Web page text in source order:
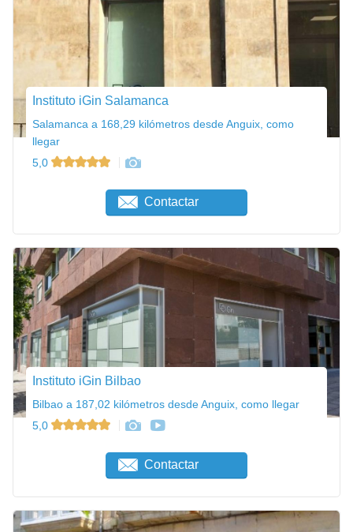
Instituto iGin Salamanca
Salamanca a 168,29 kilómetros desde Anguix, como
llegar
5,0
Contactar
Instituto iGin Bilbao
Bilbao a 187,02 kilómetros desde Anguix, como llegar
5,0
Contactar